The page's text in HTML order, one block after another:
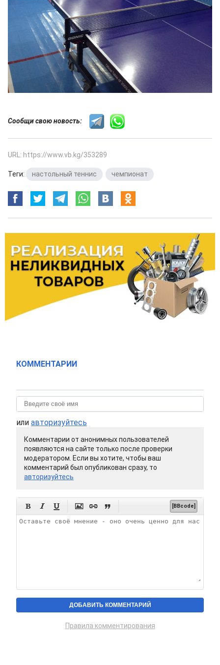
Сообщи свою новость:
URL: https://www.vb.kg/353289
Теги: настольный теннис чемпионат
КОММЕНТАРИИ
или авторизуйтесь
Комментарии от анонимных пользователей
появляются на сайте только после проверки
модератором. Если вы хотите, чтобы ваш
комментарий был опубликован сразу, то
авторизуйтесь
      [BBcode]
Правила комментирования